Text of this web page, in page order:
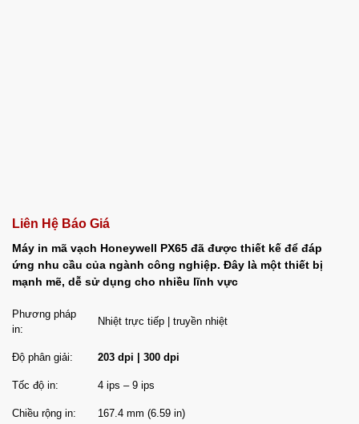
Liên Hệ Báo Giá
Máy in mã vạch Honeywell PX65 đã được thiết kế để đáp
ứng nhu cầu của ngành công nghiệp. Đây là một thiết bị
mạnh mẽ, dễ sử dụng cho nhiều lĩnh vực
Phương pháp
in:
Nhiệt trực tiếp | truyền nhiệt
Độ phân giải: 203 dpi | 300 dpi
Tốc độ in: 4 ips – 9 ips
Chiều rộng in: 167.4 mm (6.59 in)